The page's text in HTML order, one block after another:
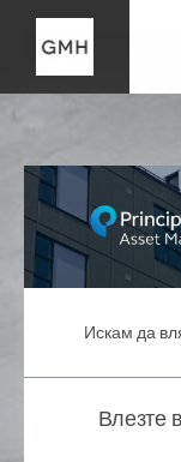
Искам да
Влезте